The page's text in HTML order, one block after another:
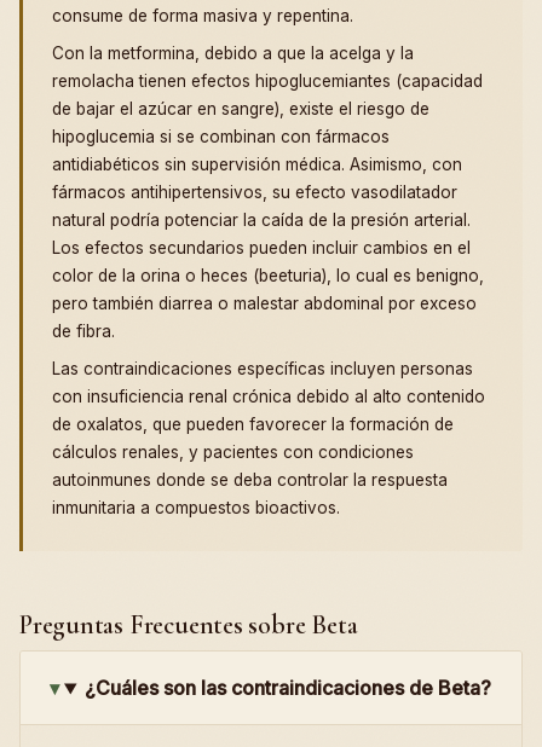
consume de forma masiva y repentina.
Con la metformina, debido a que la acelga y la
remolacha tienen efectos hipoglucemiantes (capacidad
de bajar el azúcar en sangre), existe el riesgo de
hipoglucemia si se combinan con fármacos
antidiabéticos sin supervisión médica. Asimismo, con
fármacos antihipertensivos, su efecto vasodilatador
natural podría potenciar la caída de la presión arterial.
Los efectos secundarios pueden incluir cambios en el
color de la orina o heces (beeturia), lo cual es benigno,
pero también diarrea o malestar abdominal por exceso
de fibra.
Las contraindicaciones específicas incluyen personas
con insuficiencia renal crónica debido al alto contenido
de oxalatos, que pueden favorecer la formación de
cálculos renales, y pacientes con condiciones
autoinmunes donde se deba controlar la respuesta
inmunitaria a compuestos bioactivos.
Preguntas Frecuentes sobre Beta
¿Cuáles son las contraindicaciones de Beta?